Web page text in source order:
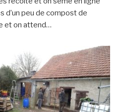
d’un peu de compost de
et on attend…